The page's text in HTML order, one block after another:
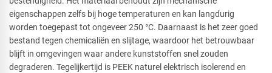
eigenschappen zelfs bij hoge temperaturen en kan langdurig
worden toegepast tot ongeveer 250 °C. Daarnaast is het zeer goed
bestand tegen chemicaliën en slijtage, waardoor het betrouwbaar
blijft in omgevingen waar andere kunststoffen snel zouden
degraderen. Tegelijkertijd is PEEK naturel elektrisch isolerend en